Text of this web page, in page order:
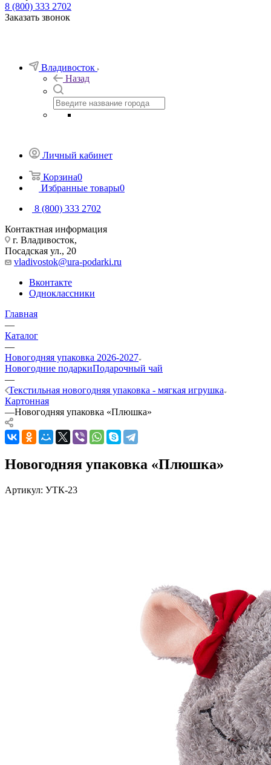
8 (800) 333 2702
Заказать звонок
Владивосток
Назад
Личный кабинет
Корзина0
Избранные товары0
8 (800) 333 2702
Контактная информация
г. Владивосток,
Посадская ул., 20
vladivostok@ura-podarki.ru
Вконтакте
Одноклассники
Главная
—
Каталог
—
Новогодняя упаковка 2026-2027
Новогодние подаркиПодарочный чай
—
Текстильная новогодняя упаковка - мягкая игрушка
Картонная
—Новогодняя упаковка «Плюшка»
Новогодняя упаковка «Плюшка»
Артикул: УТК-23